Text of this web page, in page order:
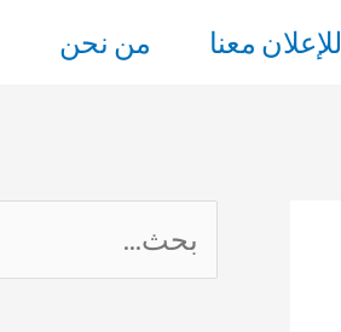
للإعلان معنا من نحن
ل